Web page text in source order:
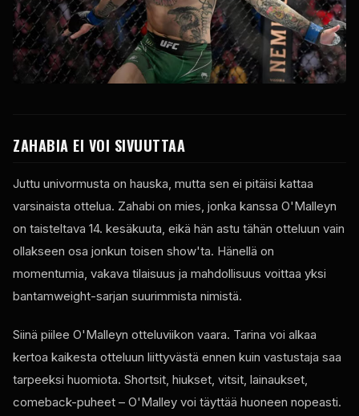
ZAHABIA EI VOI SIVUUTTAA
Juttu univormusta on hauska, mutta sen ei pitäisi kattaa
varsinaista ottelua. Zahabi on mies, jonka kanssa O'Malleyn
on taisteltava 14. kesäkuuta, eikä hän astu tähän otteluun vain
ollakseen osa jonkun toisen show'ta. Hänellä on
momentumia, vakava tilaisuus ja mahdollisuus voittaa yksi
bantamweight-sarjan suurimmista nimistä.
Siinä piilee O'Malleyn otteluviikon vaara. Tarina voi alkaa
kertoa kaikesta otteluun liittyvästä ennen kuin vastustaja saa
tarpeeksi huomiota. Shortsit, hiukset, vitsit, lainaukset,
comeback-puheet – O'Malley voi täyttää huoneen nopeasti.